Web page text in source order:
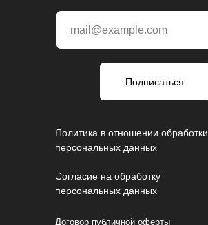
Договор публичной оферты
Согласие на обработку
персональных данных
Политика в отношении обработки
персональных данных
mail@example.com
Подписаться